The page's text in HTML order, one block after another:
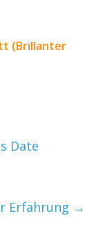
(Brillanter
Date
Erfahrung →